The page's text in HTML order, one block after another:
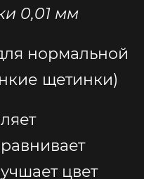
0,01 мм
нормальной
щетинки)
цвет